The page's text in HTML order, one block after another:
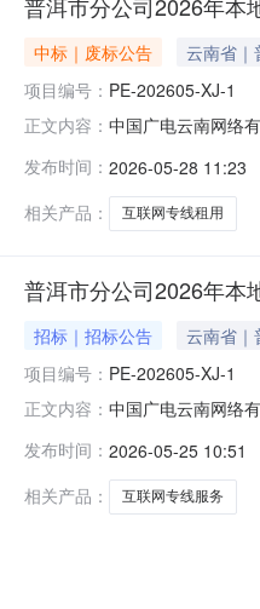
中标｜废标公告 云南省｜
项目编号： PE-202605-XJ-1
正文内容： 中国广电云南网络
广电云南网络有限
发布时间： 2026-05-28 11:23
相关产品：
互联网专线租用
普洱市分公司2026年本
招标｜招标公告 云南省｜
项目编号： PE-202605-XJ-1
正文内容： 中国广电云南网络
分公司1.4采购方式
发布时间： 2026-05-25 10:51
相关产品：
互联网专线服务